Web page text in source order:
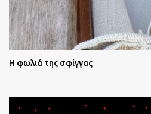
Η φωλιά της σφίγγας